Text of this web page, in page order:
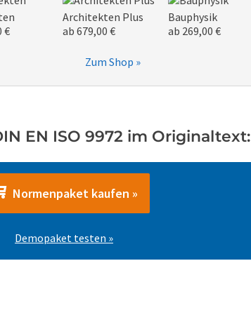
€
Architekten Plus
ab 679,00 €
Bauphysik
ab 269,00 €
Zum Shop »
EN ISO 9972 im Originaltext:
Normenpaket kaufen »
Demopaket testen »